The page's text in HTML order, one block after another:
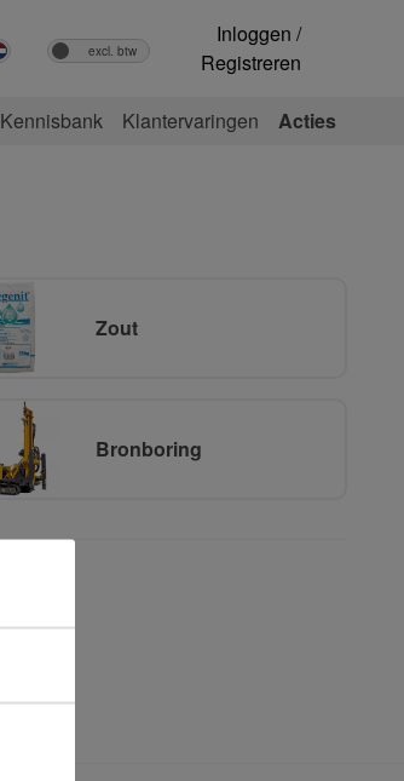
Inloggen /
Registreren
Kennisbank Klantervaringen
Acties
Zout
Bronboring